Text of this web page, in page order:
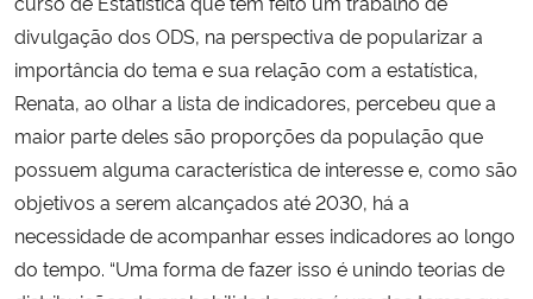
divulgação dos ODS, na perspectiva de popularizar a
importância do tema e sua relação com a estatística,
Renata, ao olhar a lista de indicadores, percebeu que a
maior parte deles são proporções da população que
possuem alguma característica de interesse e, como são
objetivos a serem alcançados até 2030, há a
necessidade de acompanhar esses indicadores ao longo
do tempo. “Uma forma de fazer isso é unindo teorias de